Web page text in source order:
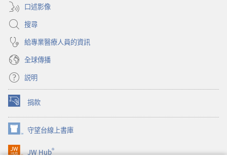
口述影像
搜尋
給專業醫療人員的資訊
全球傳播
説明
捐款
（開
啟
新
視
窗）
守望台線上書庫
（開
啟
新
JW Hub®
（開